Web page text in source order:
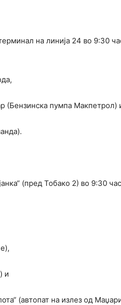
на линија 24 во 9:30
(Бензинска пумпа Макпетрол)
(пред Тобако 2) во 9:30
и
(автопат на излез од